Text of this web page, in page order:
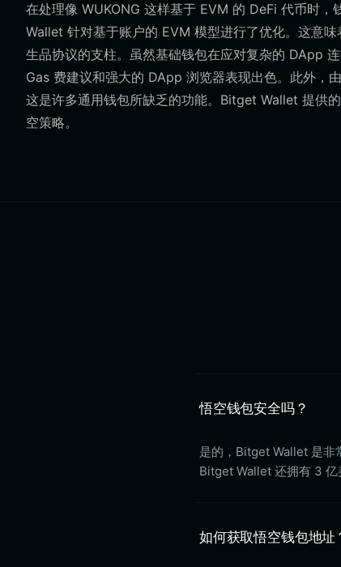
在处理像 WUKONG 这样基于 EVM 的 DeFi 代币时
Wallet 针对基于账户的 EVM 模型进行了优化。这意
生品协议的支柱。虽然基础钱包在应对复杂的 DApp
Gas 费建议和强大的 DApp 浏览器表现出色。此外，
这是许多通用钱包所缺乏的功能。Bitget Wallet 提供
空策略。
悟空钱包安全吗？
是的，Bitget Wallet 是非
Bitget Wallet 还拥有 3 亿
如何获取悟空钱包地址